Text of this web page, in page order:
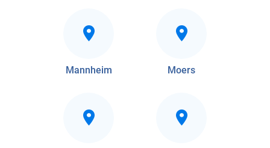
Mannheim Moers